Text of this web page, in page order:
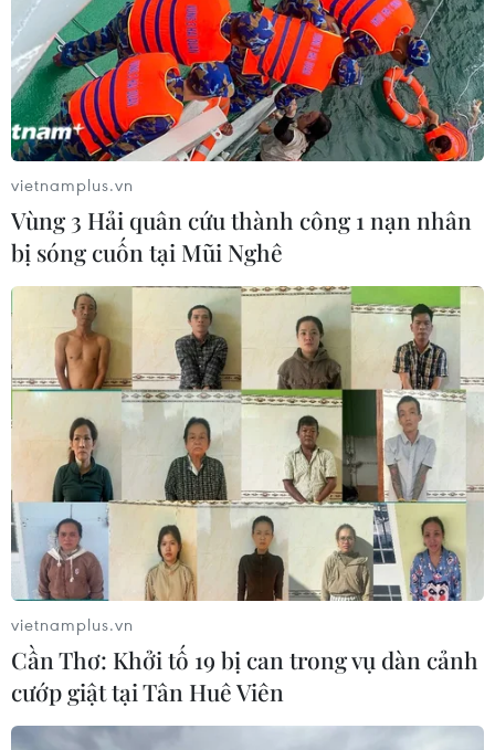
vietnamplus.vn
Vùng 3 Hải quân cứu thành công 1 nạn nhân
bị sóng cuốn tại Mũi Nghê
vietnamplus.vn
Cần Thơ: Khởi tố 19 bị can trong vụ dàn cảnh
cướp giật tại Tân Huê Viên